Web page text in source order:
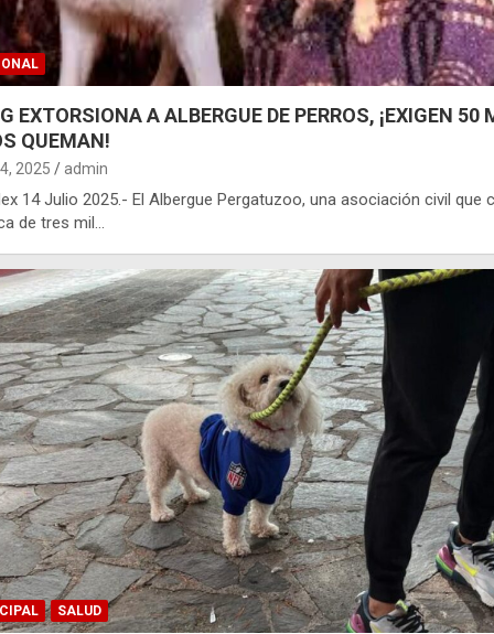
EXTORSIONA A ALBERGUE DE PERROS, ¡EXIGEN 50
QUEMAN!
2025 admin
14 Julio 2025.- El Albergue Pergatuzoo, una asociación civil que
de tres mil…
SALUD